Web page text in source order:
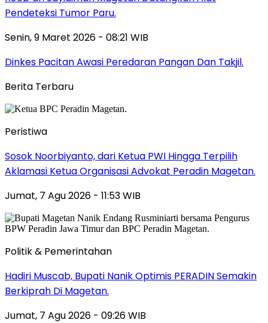
Pendeteksi Tumor Paru.
Senin, 9 Maret 2026 - 08:21 WIB
Dinkes Pacitan Awasi Peredaran Pangan Dan Takjil.
Berita Terbaru
Peristiwa
Sosok Noorbiyanto, dari Ketua PWI Hingga Terpilih
Aklamasi Ketua Organisasi Advokat Peradin Magetan.
Jumat, 7 Agu 2026 - 11:53 WIB
Politik & Pemerintahan
Hadiri Muscab, Bupati Nanik Optimis PERADIN Semakin
Berkiprah Di Magetan.
Jumat, 7 Agu 2026 - 09:26 WIB